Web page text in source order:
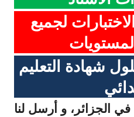
لجميع
شهادة التعليم
الجزائر، و أرسل لنا